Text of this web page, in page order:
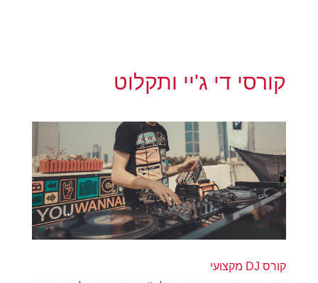
קורסי די ג'יי ותקלוט
קורס DJ מקצועי